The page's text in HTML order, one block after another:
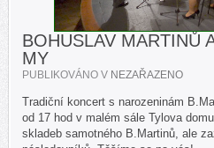
BOHUSLAV MARTINŮ
MY
PUBLIKOVÁNO V NEZAŘAZENO
Tradiční koncert s narozeninám
od 17 hod v malém sále Tylova
skladeb samotného B.Martinů, ale